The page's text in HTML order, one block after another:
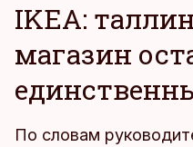
IKEA:
магазин
По словам